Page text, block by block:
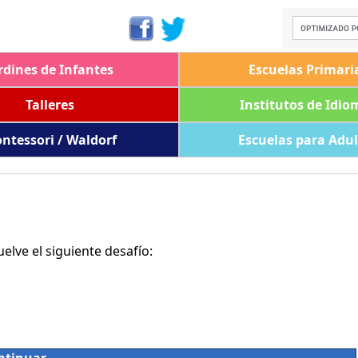
de Infantes Escuelas
Talleres
Institutos de
/ Waldorf
Escuelas para
el siguiente desafío: